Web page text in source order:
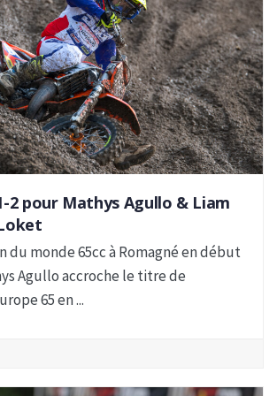
2 pour Mathys Agullo & Liam
du monde 65cc à Romagné en début
Agullo accroche le titre de
65 en ...